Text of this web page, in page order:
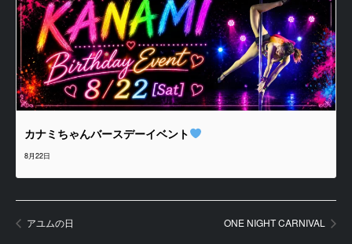
カナミちゃんバースデーイベント
8月22日
アユムの日 ONE NIGHT CARNIVAL